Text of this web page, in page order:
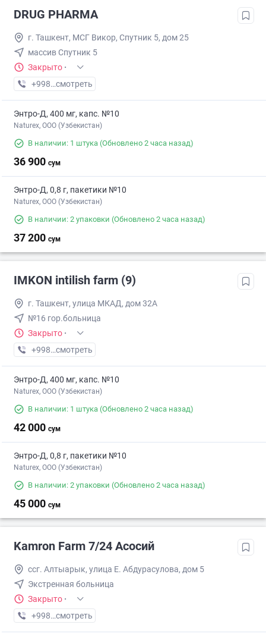
DRUG PHARMA
г. Ташкент, МСГ Викор, Спутник 5, дом 25
массив Спутник 5
Закрыто ·
+998 (77) XXX-XX-XX
смотреть
Энтро-Д, 400 мг, капс. №10
Naturex, OOO (Узбекистан)
В наличии: 1 штука (Обновлено 2 часа назад)
36 900 сум
Энтро-Д, 0,8 г, пакетики №10
Naturex, OOO (Узбекистан)
В наличии: 2 упаковки (Обновлено 2 часа назад)
37 200 сум
IMKON intilish farm (9)
г. Ташкент, улица МКАД, дом 32А
№16 гор.больница
Закрыто ·
+998 (93) XXX-XX-XX
смотреть
Энтро-Д, 400 мг, капс. №10
Naturex, OOO (Узбекистан)
В наличии: 1 штука (Обновлено 2 часа назад)
42 000 сум
Энтро-Д, 0,8 г, пакетики №10
Naturex, OOO (Узбекистан)
В наличии: 2 упаковки (Обновлено 2 часа назад)
45 000 сум
Kamron Farm 7/24 Асосий
ссг. Алтыарык, улица Е. Абдурасулова, дом 5
Экстренная больница
Закрыто ·
+998 (91) XXX-XX-XX
смотреть